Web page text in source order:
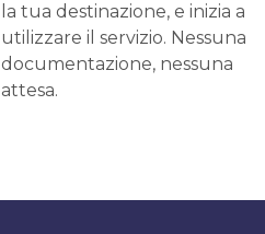
la tua destinazione, e inizia a
utilizzare il servizio. Nessuna
documentazione, nessuna
attesa.